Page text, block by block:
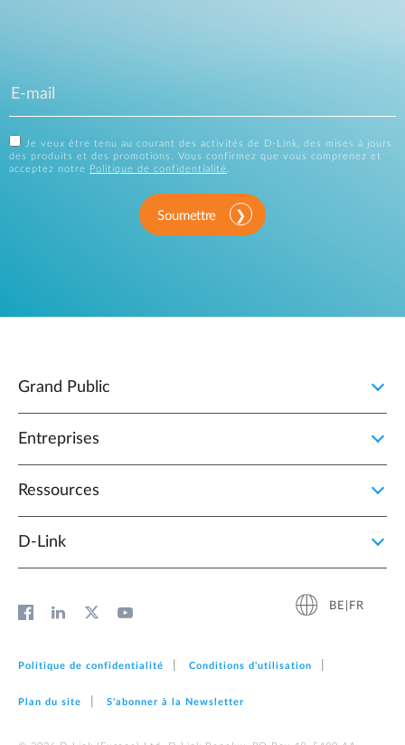
Je veux être tenu au courant des activités de D-Link, des mises à jours
des produits et des promotions. Vous confirmez que vous comprenez et
acceptez notre
Politique de confidentialité.
Soumettre
Grand Public
Entreprises
Ressources
D‑Link
BE|FR
Politique de confidentialité Conditions d'utilisation
Plan du site S'abonner à la Newsletter